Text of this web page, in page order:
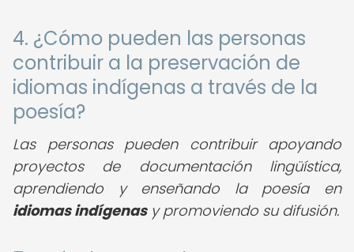
4. ¿Cómo pueden las personas
contribuir a la preservación de
idiomas indígenas a través de la
poesía?
Las personas pueden contribuir apoyando
proyectos de documentación lingüística,
aprendiendo y enseñando la poesía en
idiomas indígenasy promoviendo su difusión.